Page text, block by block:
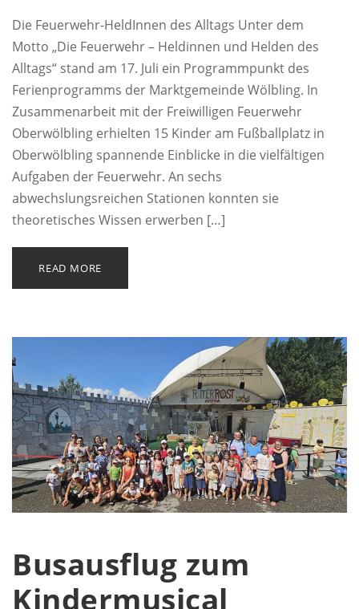
Die Feuerwehr-HeldInnen des Alltags Unter dem
Motto „Die Feuerwehr – Heldinnen und Helden des
Alltags“ stand am 17. Juli ein Programmpunkt des
Ferienprogramms der Marktgemeinde Wölbling. In
Zusammenarbeit mit der Freiwilligen Feuerwehr
Oberwölbling erhielten 15 Kinder am Fußballplatz in
Oberwölbling spannende Einblicke in die vielfältigen
Aufgaben der Feuerwehr. An sechs
abwechslungsreichen Stationen konnten sie
theoretisches Wissen erwerben […]
READ MORE
Busausflug zum
Kindermusical